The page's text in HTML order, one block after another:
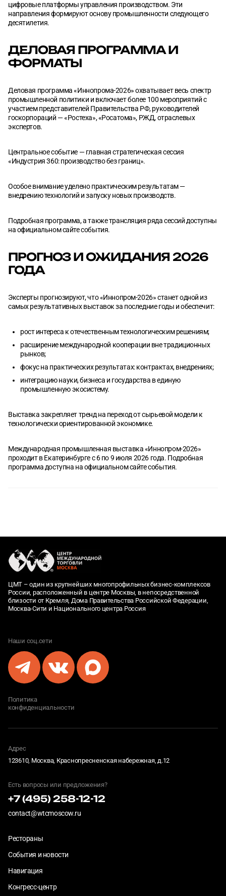
цифровые платформы управления производством. Эти
направления формируют основу промышленности следующего
десятилетия.
ДЕЛОВАЯ ПРОГРАММА И
ФОРМАТЫ
Деловая программа «Иннопрома-2026» охватывает весь спектр
промышленной политики и включает более 100 мероприятий с
участием представителей Правительства РФ, руководителей
госкорпораций — «Ростеха», «Росатома», РЖД, отраслевых
экспертов.
Центральное событие — главная стратегическая сессия
«Индустрия 360: производство без границ».
Особое внимание уделено практическим результатам —
внедрению технологий и запуску новых производств.
Подробная программа, а также трансляция ряда сессий доступны
на официальном сайте события.
ПРОГНОЗ И ОЖИДАНИЯ 2026
ГОДА
Эксперты прогнозируют, что «Иннопром-2026» станет одной из
самых результативных выставок за последние годы и обеспечит:
рост интереса к отечественным технологическим решениям;
расширение международной кооперации вне традиционных
рынков;
фокус на практических результатах: контрактах, внедрениях;
интеграцию науки, бизнеса и государства в единую
промышленную экосистему.
Выставка закрепляет тренд на переход от сырьевой модели к
технологически ориентированной экономике.
Международная промышленная выставка «Иннопром-2026»
проходит в Екатеринбурге с 6 по 9 июля 2026 года. Подробная
программа доступна на официальном сайте события.
ЦМТ – один из крупнейших многопрофильных бизнес-комплексов
России, расположенный в центре Москвы, в непосредственной
близости от Кремля, Дома Правительства Российской Федерации,
Москва-Сити и Национального центра Россия
Наши соц.сети
Политика
конфиденциальности
Адрес
123610, Москва, Краснопресненская набережная, д.12
Есть вопросы или предложения?
+7 (495) 258-12-12
contact@wtcmoscow.ru
Рестораны
События и новости
Навигация
Конгресс-центр